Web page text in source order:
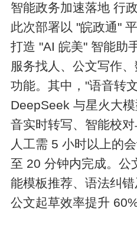
智能政务加速落地 行
此次部署以 "皖政通"
打造 "AI 皖美" 智能助
服务找人、公文写作
功能。其中，"语音转
DeepSeek 与星火大
音实时转写、智能校
人工需 5 小时以上的
至 20 分钟内完成。公
能模板推荐、语法纠
公文起草效率提升 60%